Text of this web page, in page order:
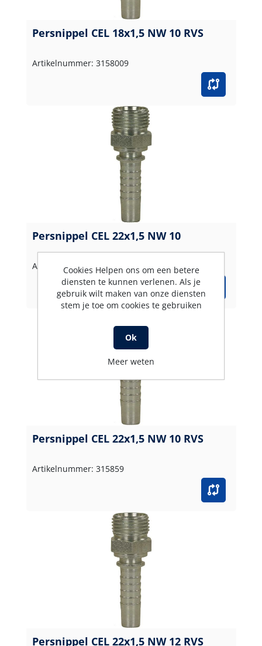
Persnippel CEL 18x1,5 NW 10 RVS
Artikelnummer: 3158009
Persnippel CEL 22x1,5 NW 10
Artikelnummer: 31585
Persnippel CEL 22x1,5 NW 10 RVS
Artikelnummer: 315859
Persnippel CEL 22x1,5 NW 12 RVS
Cookies Helpen ons om een betere
diensten te kunnen verlenen. Als je
gebruik wilt maken van onze diensten
stem je toe om cookies te gebruiken
Ok
Meer weten